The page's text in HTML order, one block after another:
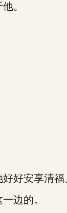
。
好安享清福
边的。